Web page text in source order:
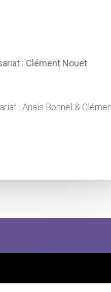
: Clément Nouet
: Anaïs Bonnel &